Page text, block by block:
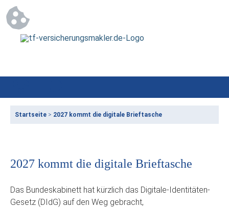
Startseite > 2027 kommt die digitale Brieftasche
2027 kommt die digitale Brieftasche
Das Bundeskabinett hat kürzlich das Digitale-Identitäten-
Gesetz (DIdG) auf den Weg gebracht,